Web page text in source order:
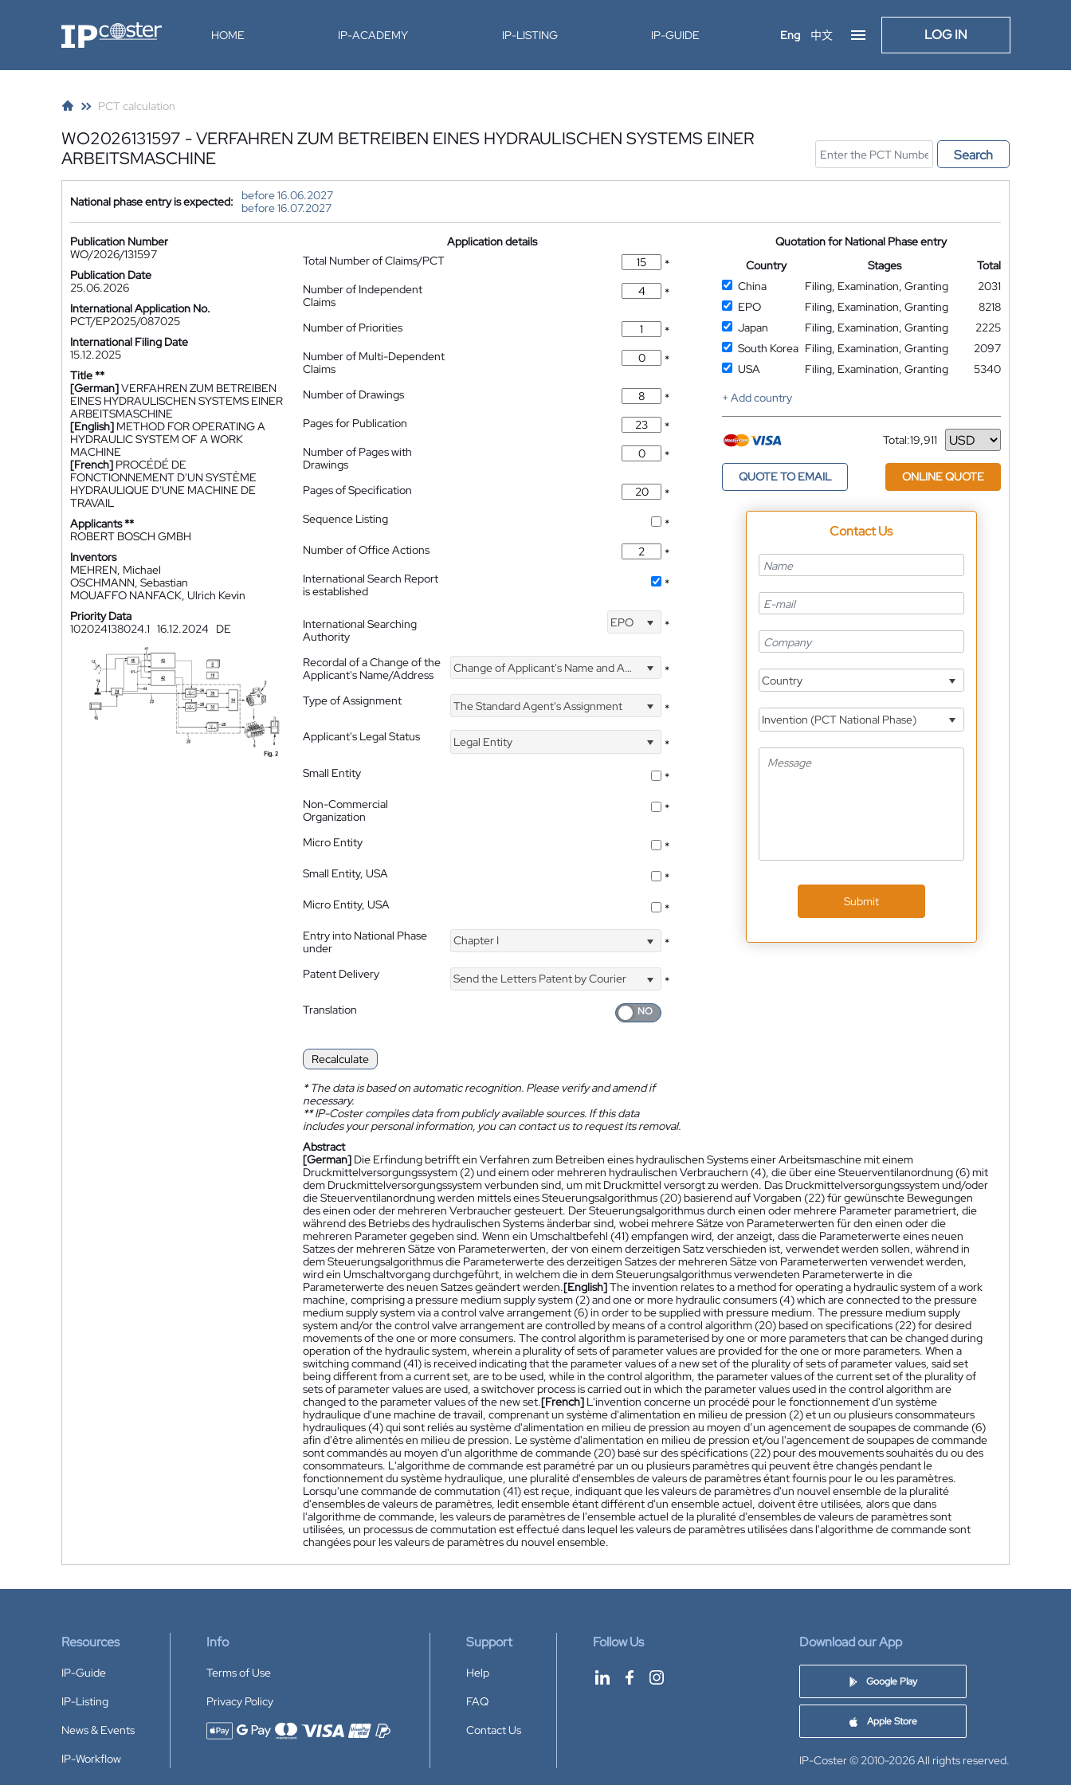
IP-Coster HOME IP-ACADEMY IP-LISTING IP-GUIDE Eng 中文 LOG IN
PCT calculation
WO2026131597 - VERFAHREN ZUM BETREIBEN EINES HYDRAULISCHEN SYSTEMS EINER
ARBEITSMASCHINE
Search
National phase entry is expected:
before 16.06.2027
before 16.07.2027
Publication Number
WO/2026/131597
Publication Date
25.06.2026
International Application No.
PCT/EP2025/087025
International Filing Date
15.12.2025
Title **
[German]VERFAHREN ZUM BETREIBEN
EINES HYDRAULISCHEN SYSTEMS EINER
ARBEITSMASCHINE
[English] METHOD FOR OPERATING A
HYDRAULIC SYSTEM OF A WORK
MACHINE
[French] PROCÉDÉ DE
FONCTIONNEMENT D'UN SYSTÈME
HYDRAULIQUE D'UNE MACHINE DE
TRAVAIL
Applicants **
ROBERT BOSCH GMBH
Inventors
MEHREN, Michael
OSCHMANN, Sebastian
MOUAFFO NANFACK, Ulrich Kevin
Priority Data
102024138024.1 16.12.2024 DE
Application details
Total Number of Claims/PCT
*
Number of Independent
Claims
*
Number of Priorities
*
Number of Multi-Dependent
Claims
*
Number of Drawings
*
Pages for Publication
*
Number of Pages with
Drawings
*
Pages of Specification
*
Sequence Listing
*
Number of Office Actions
*
International Search Report
is established
*
International Searching
Authority
EPO *
Recordal of a Change of the
Applicant's Name/Address
Change of Applicant's Name and Address *
Type of Assignment The Standard Agent's Assignment
*
Applicant's Legal Status
Legal Entity
*
Small Entity
*
Non-Commercial
Organization
*
Micro Entity
*
Small Entity, USA
*
Micro Entity, USA
*
Entry into National Phase
under
Chapter I *
Patent Delivery Send the Letters Patent by Courier
*
Translation
Recalculate
*The data is based on automatic recognition. Please verify and amend if
necessary.
**IP-Coster compiles data from publicly available sources. If this data
includes your personal information, you can contact us to request its removal.
Quotation for National Phase entry
Country
Stages
Total
China
Filing, Examination, Granting
2031
EPO
Filing, Examination, Granting
8218
Japan
Filing, Examination, Granting
2225
South Korea Filing, Examination, Granting
2097
USA
Filing, Examination, Granting
5340
+ Add country
Total:19,911
Currency
QUOTE TO EMAIL ONLINE QUOTE
Contact Us
Country
Invention (PCT National Phase)
Submit
Abstract
[German] Die Erfindung betrifft ein Verfahren zum Betreiben eines hydraulischen Systems einer Arbeitsmaschine mit einem
Druckmittelversorgungssystem (2) und einem oder mehreren hydraulischen Verbrauchern (4), die über eine Steuerventilanordnung (6) mit
dem Druckmittelversorgungssystem verbunden sind, um mit Druckmittel versorgt zu werden. Das Druckmittelversorgungssystem und/oder
die Steuerventilanordnung werden mittels eines Steuerungsalgorithmus (20) basierend auf Vorgaben (22) für gewünschte Bewegungen
des einen oder der mehreren Verbraucher gesteuert. Der Steuerungsalgorithmus durch einen oder mehrere Parameter parametriert, die
während des Betriebs des hydraulischen Systems änderbar sind, wobei mehrere Sätze von Parameterwerten für den einen oder die
mehreren Parameter gegeben sind. Wenn ein Umschaltbefehl (41) empfangen wird, der anzeigt, dass die Parameterwerte eines neuen
Satzes der mehreren Sätze von Parameterwerten, der von einem derzeitigen Satz verschieden ist, verwendet werden sollen, während in
dem Steuerungsalgorithmus die Parameterwerte des derzeitigen Satzes der mehreren Sätze von Parameterwerten verwendet werden,
wird ein Umschaltvorgang durchgeführt, in welchem die in dem Steuerungsalgorithmus verwendeten Parameterwerte in die
Parameterwerte des neuen Satzes geändert werden.[English]The invention relates to a method for operating a hydraulic system of a work
machine, comprising a pressure medium supply system (2) and one or more hydraulic consumers (4) which are connected to the pressure
medium supply system via a control valve arrangement (6) in order to be supplied with pressure medium. The pressure medium supply
system and/or the control valve arrangement are controlled by means of a control algorithm (20) based on specifications (22) for desired
movements of the one or more consumers. The control algorithm is parameterised by one or more parameters that can be changed during
operation of the hydraulic system, wherein a plurality of sets of parameter values are provided for the one or more parameters. When a
switching command (41) is received indicating that the parameter values of a new set of the plurality of sets of parameter values, said set
being different from a current set, are to be used, while in the control algorithm, the parameter values of the current set of the plurality of
sets of parameter values are used, a switchover process is carried out in which the parameter values used in the control algorithm are
changed to the parameter values of the new set.[French] L'invention concerne un procédé pour le fonctionnement d'un système
hydraulique d'une machine de travail, comprenant un système d'alimentation en milieu de pression (2) et un ou plusieurs consommateurs
hydrauliques (4) qui sont reliés au système d'alimentation en milieu de pression au moyen d’un agencement de soupapes de commande (6)
afin d'être alimentés en milieu de pression. Le système d'alimentation en milieu de pression et/ou l'agencement de soupapes de commande
sont commandés au moyen d'un algorithme de commande (20) basé sur des spécifications (22) pour des mouvements souhaités du ou des
consommateurs. L'algorithme de commande est paramétré par un ou plusieurs paramètres qui peuvent être changés pendant le
fonctionnement du système hydraulique, une pluralité d'ensembles de valeurs de paramètres étant fournis pour le ou les paramètres.
Lorsqu'une commande de commutation (41) est reçue, indiquant que les valeurs de paramètres d'un nouvel ensemble de la pluralité
d'ensembles de valeurs de paramètres, ledit ensemble étant différent d'un ensemble actuel, doivent être utilisées, alors que dans
l'algorithme de commande, les valeurs de paramètres de l'ensemble actuel de la pluralité d'ensembles de valeurs de paramètres sont
utilisées, un processus de commutation est effectué dans lequel les valeurs de paramètres utilisées dans l'algorithme de commande sont
changées pour les valeurs de paramètres du nouvel ensemble.
Resources
IP-Guide
IP-Listing
News & Events
IP-Workflow
Info
Terms of Use
Privacy Policy
Accepted payment methods
Support
Help
FAQ
Contact Us
Follow Us Download our App
Google Play
Apple Store
IP-Coster © 2010-2026All rights reserved.